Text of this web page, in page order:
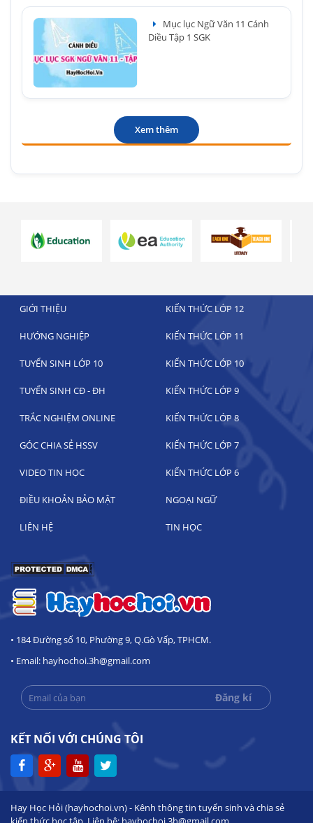
Mục lục Ngữ Văn 11 Cánh
Diều Tập 1 SGK
Xem thêm
GIỚI THIỆU KIẾN THỨC LỚP 12
HƯỚNG NGHIỆP KIẾN THỨC LỚP 11
TUYỂN SINH LỚP 10 KIẾN THỨC LỚP 10
TUYỂN SINH CĐ - ĐH KIẾN THỨC LỚP 9
TRẮC NGHIỆM ONLINE KIẾN THỨC LỚP 8
GÓC CHIA SẺ HSSV KIẾN THỨC LỚP 7
VIDEO TIN HỌC KIẾN THỨC LỚP 6
ĐIỀU KHOẢN BẢO MẬT NGOẠI NGỮ
LIÊN HỆ TIN HỌC
• 184 Đường số 10, Phường 9, Q.Gò Vấp, TPHCM.
• Email: hayhochoi.3h@gmail.com
KẾT NỐI VỚI CHÚNG TÔI
Hay Học Hỏi (hayhochoi.vn) - Kênh thông tin tuyển sinh và chia sẻ